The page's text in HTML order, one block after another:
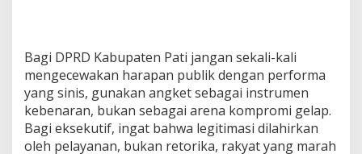
Bagi DPRD Kabupaten Pati jangan sekali-kali
mengecewakan harapan publik dengan performa
yang sinis, gunakan angket sebagai instrumen
kebenaran, bukan sebagai arena kompromi gelap.
Bagi eksekutif, ingat bahwa legitimasi dilahirkan
oleh pelayanan, bukan retorika, rakyat yang marah